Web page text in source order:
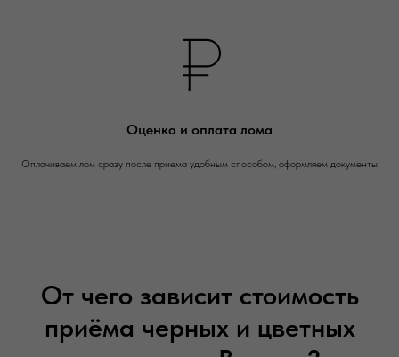
Оценка и оплата лома
Оплачиваем лом сразу после приема удобным способом, оформляем документы
От чего зависит стоимость
приёма черных и цветных